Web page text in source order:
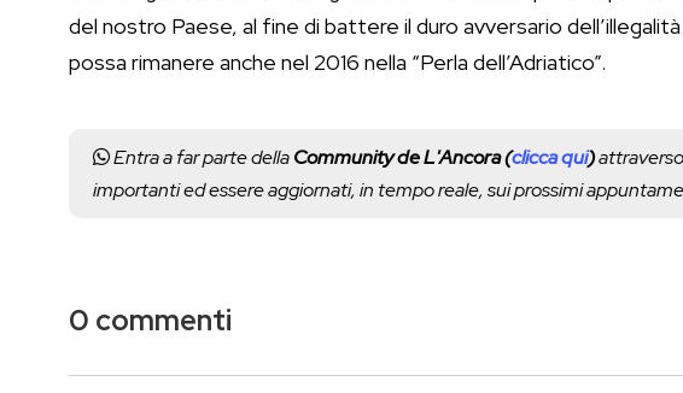
del nostro Paese, al fine di battere il duro avversario
possa rimanere anche nel 2016 nella “Perla dell’Adriatico”.
Entra a far parte dellaCommunity de L'Ancora (clicca qui)
importanti ed essere aggiornati, in tempo reale, sui prossimi
0 commenti